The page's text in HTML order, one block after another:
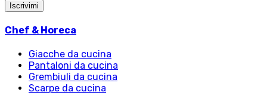
Iscrivimi
Chef & Horeca
Giacche da cucina
Pantaloni da cucina
Grembiuli da cucina
Scarpe da cucina